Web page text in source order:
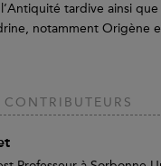
tardive ainsi
notamment Origène